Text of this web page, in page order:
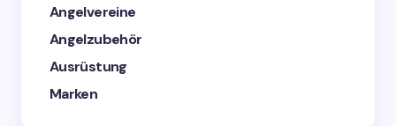
Angelvereine
Angelzubehör
Ausrüstung
Marken